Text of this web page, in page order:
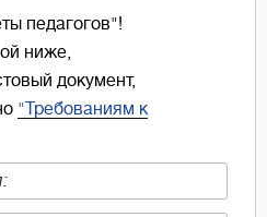
педагогов"!
ниже,
документ,
"Требованиям к